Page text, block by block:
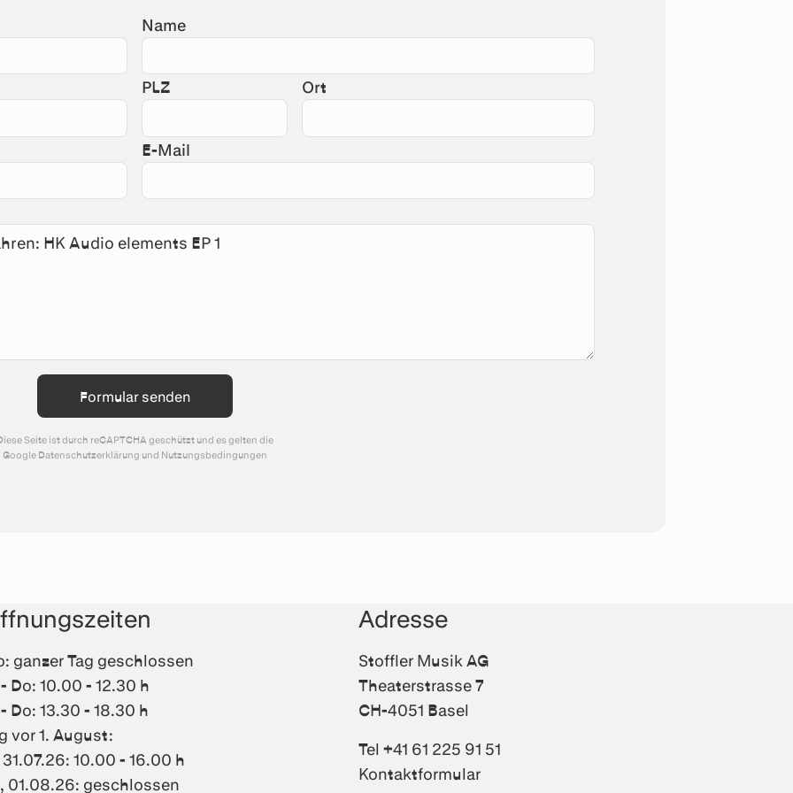
Name
PLZ Ort
E-Mail
Formular senden
Seite ist durch reCAPTCHA geschützt und es gelten die
Google Datenschutzerklärung und Nutzungsbedingungen
ganzer Tag geschlossen
Do: 10.00 - 12.30 h
Do: 13.30 - 18.30 h
vor 1. August:
31.07.26: 10.00 - 16.00 h
01.08.26: geschlossen
Adresse
Stoffler Musik AG
Theaterstrasse 7
CH-4051 Basel
Tel +41 61 225 91 51
Kontaktformular